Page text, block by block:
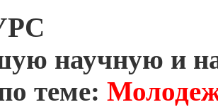
научную и
теме: